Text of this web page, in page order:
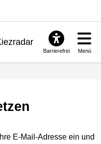
Barrierefrei Menü
E-Mail-Adresse ein und